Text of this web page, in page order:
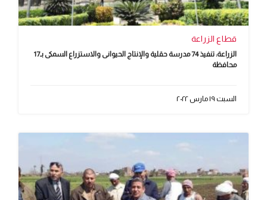
قطاع الزراعة
الزراعة: تنفيذ 74 مدرسة حقلية والإنتاج الحيوانى والاستزراع السمكى بـ17
محافظة
السبت ١٩ مارس ٢٠٢٢